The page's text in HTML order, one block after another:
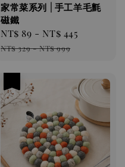
家常菜系列 | 手工羊毛氈
磁鐵
Sale
price
NT$ 89 - NT$ 445
NT$ 329-NT$ 999